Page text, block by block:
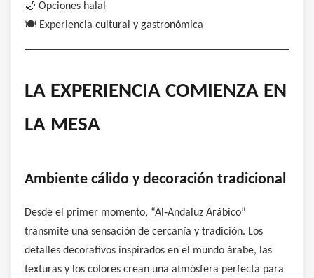
🌙 Opciones halal
🍽️ Experiencia cultural y gastronómica
LA EXPERIENCIA COMIENZA EN
LA MESA
Ambiente cálido y decoración tradicional
Desde el primer momento, “Al‑Andaluz Arábico”
transmite una sensación de cercanía y tradición. Los
detalles decorativos inspirados en el mundo árabe, las
texturas y los colores crean una atmósfera perfecta para